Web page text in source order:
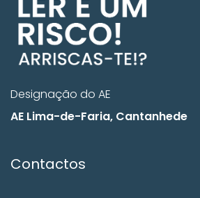
Designação do AE
AE Lima-de-Faria, Cantanhede
Contactos